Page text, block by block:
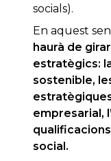
socials).
En aquest
haurà de
estratègics:
sostenible,
empresarial,
social.